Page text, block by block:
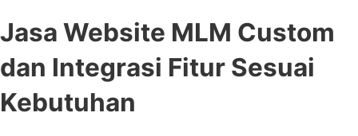
Jasa Website MLM Custom
dan Integrasi Fitur Sesuai
Kebutuhan